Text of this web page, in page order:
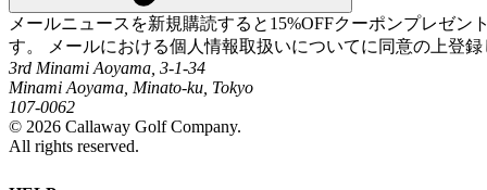
メールニュースを新規購読すると15%OFFクーポンプレゼ
す。 メールにおける個人情報取扱いについてに同意の上登
3rd Minami Aoyama, 3-1-34
Minami Aoyama, Minato-ku, Tokyo
107-0062
© 2026 Callaway Golf Company.
All rights reserved.